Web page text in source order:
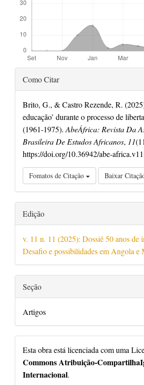
Detalhes
do
artigo
Como Citar
Brito, G., & Castro Rezende, R.
educação’ durante o processo de
(1961-1975). AbeÁfrica: Revista Da
Brasileira De Estudos Africanos, 11
https://doi.org/10.36942/abe-
Fomatos de Citação Baixar
Edição
v. 11 n. 11 (2025): Dossiê 50 anos de
Desafio e possibilidades em Angola e
Seção
Artigos
Esta obra está licenciada com uma
Commons Atribuição-
Internacional.